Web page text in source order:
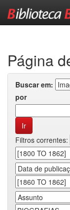
Página
Buscar em:
por
Filtros correntes: